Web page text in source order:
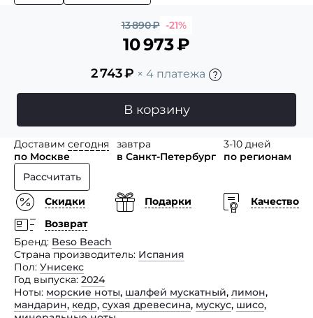
13 890₽ -21%
10 973₽
2 743₽ × 4 платежа
В корзину
Доставим сегодня
по Москве
завтра
в Санкт-Петербург
3-10 дней
по регионам
Рассчитать
Скидки
Подарки
Качество
Возврат
Бренд Beso Beach
Страна производитель Испания
Пол Унисекс
Год выпуска 2024
Ноты морские ноты, шалфей мускатный, лимон,
мандарин, кедр, сухая древесина, мускус, шисо,